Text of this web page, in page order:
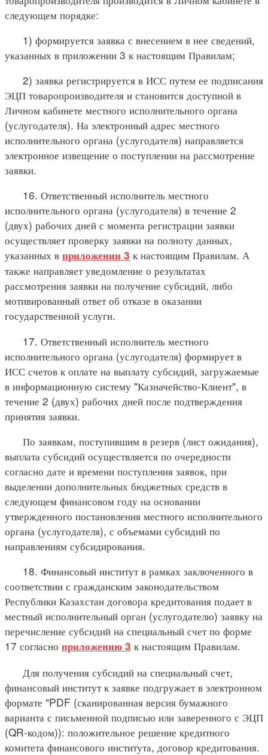
следующем порядке:
1) формируется заявка с внесением в нее сведений,
указанных в приложении 3 к настоящим Правилам;
2) заявка регистрируется в ИСС путем ее подписания
ЭЦП товаропроизводителя и становится доступной в
Личном кабинете местного исполнительного органа
(услугодателя). На электронный адрес местного
исполнительного органа (услугодателя) направляется
электронное извещение о поступлении на рассмотрение
заявки.
16. Ответственный исполнитель местного
исполнительного органа (услугодателя) в течение 2
(двух) рабочих дней с момента регистрации заявки
осуществляет проверку заявки на полноту данных,
указанных в приложении 3 к настоящим Правилам. А
также направляет уведомление о результатах
рассмотрения заявки на получение субсидий, либо
мотивированный ответ об отказе в оказании
государственной услуги.
17. Ответственный исполнитель местного
исполнительного органа (услугодателя) формирует в
ИСС счетов к оплате на выплату субсидий, загружаемые
в информационную систему "Казначейство-Клиент", в
течение 2 (двух) рабочих дней после подтверждения
принятия заявки.
По заявкам, поступившим в резерв (лист ожидания),
выплата субсидий осуществляется по очередности
согласно дате и времени поступления заявок, при
выделении дополнительных бюджетных средств в
следующем финансовом году на основании
утвержденного постановления местного исполнительного
органа (услугодателя), с объемами субсидий по
направлениям субсидирования.
18. Финансовый институт в рамках заключенного в
соответствии с гражданским законодательством
Республики Казахстан договора кредитования подает в
местный исполнительный орган (услугодателю) заявку на
перечисление субсидий на специальный счет по форме
17 согласно приложению 3 к настоящим Правилам.
Для получения субсидий на специальный счет,
финансовый институт к заявке подгружает в электронном
формате "PDF (сканированная версия бумажного
варианта с письменной подписью или заверенного с ЭЦП
(QR-кодом)): положительное решение кредитного
комитета финансового института, договор кредитования.